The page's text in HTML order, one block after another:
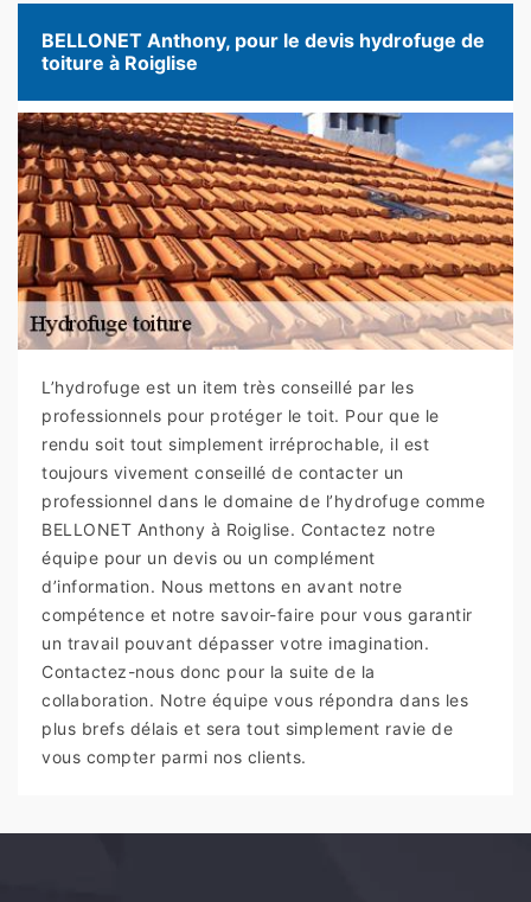
BELLONET Anthony, pour le devis hydrofuge de
toiture à Roiglise
L’hydrofuge est un item très conseillé par les
professionnels pour protéger le toit. Pour que le
rendu soit tout simplement irréprochable, il est
toujours vivement conseillé de contacter un
professionnel dans le domaine de l’hydrofuge comme
BELLONET Anthony à Roiglise. Contactez notre
équipe pour un devis ou un complément
d’information. Nous mettons en avant notre
compétence et notre savoir-faire pour vous garantir
un travail pouvant dépasser votre imagination.
Contactez-nous donc pour la suite de la
collaboration. Notre équipe vous répondra dans les
plus brefs délais et sera tout simplement ravie de
vous compter parmi nos clients.